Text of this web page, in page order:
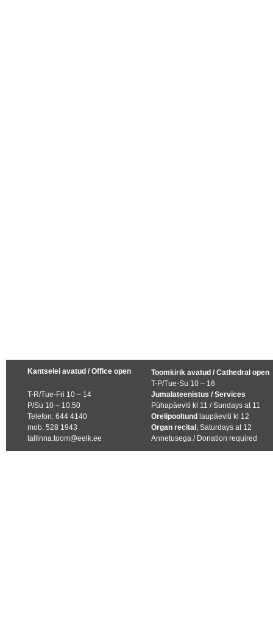
Kantselei avatud / Office open
T-R/Tue-Fri 10 – 14
P/Su 10 – 10.50
Telefon: 644 4140
mob: 528 1943
tallinna.toom@eelk.ee
Toomkirik avatud / Cathedral open
T-P/Tue-Su 10 – 16
Jumalateenistus / Services
Pühapäeviti kl 11 / Sundays at 11
Orelipooltund laupäeviti kl 12
Organ recital , Saturdays at 12
Annetusega / Donation required